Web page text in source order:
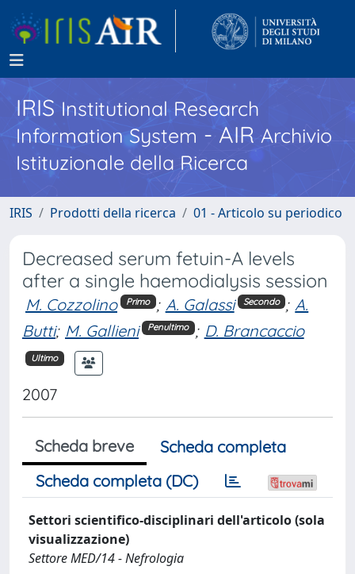
IRISInstitutional Research
Information System - AIR Archivio
Istituzionale della Ricerca
IRIS Prodotti della ricerca 01 - Articolo su periodico
Decreased serum fetuin-A levels
after a single haemodialysis session
M. Cozzolino Primo ; A. Galassi Secondo ; A.
Butti; M. Gallieni Penultimo ; D. Brancaccio
Ultimo
2007
Scheda breve
Scheda completa
Scheda completa (DC)
Settori scientifico-disciplinari dell'articolo (sola
visualizzazione)
Settore MED/14 - Nefrologia